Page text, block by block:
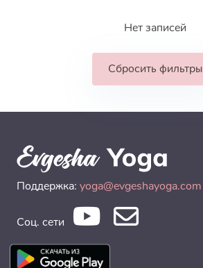
Нет записей
Сбросить фильтры
Поддержка: yoga@evgeshayoga.com
Соц. сети